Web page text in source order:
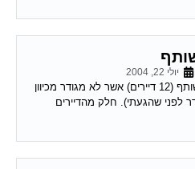
יולי 22, 2004
מזה כ-10 שנים אני גר בבית משותף (12 דיירים) אשר לא מגודר מכיוון
לפני שהגעתי). חלק מהדיירים